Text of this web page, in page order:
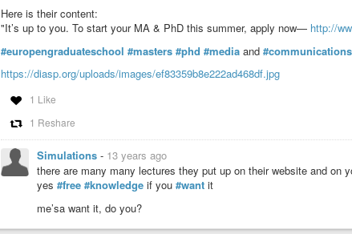
around the spool, keeping every thing conceptually compact while
won’t come back, as Freud himself admits, albeit not in these
spool to come back, he cannot–as Kierkegaard would
sufficiently to bring it back into his own hands. The thread keeps
I am not hereby saying that Freud’s babysitting observations of
continual reference to trains, his faulting the intelligence of Ernst
claim anything about Freud’s trains-portation phobia. I shroud all
awful if it were to rise back up again, break free of me, run away,
control entirely! What a ghastly spectacle! (Not a spool, but a
train travel, he might be forced into carriages, and he would be
of this just now. Now is not the time, and getting trans- or beyond
enjoyment, saving time on a train at the cost of one’s life (this bit of
proper way and at the right time, timely returns, mastering the
–from my new book, Towards A New Psychoanalysis
Here is their content:
"It’s up to you. To start your MA & PhD this summer, apply now— http://
#europengraduateschool #masters #phd #media and #communications
https://diasp.org/uploads/images/ef83359b8e222ad468df.jpg
1 Like
1 Reshare
Simulations - 13 years ago
there are many many lectures they put up on their website and on
yes #free #knowledge if you #want it
me’sa want it, do you?